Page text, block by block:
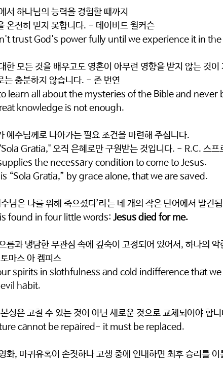
서 하나님의 능력을 경험할 때까지
온전히 믿지 못합니다. - 데이비드 윌커슨
trust God's power fully until we experience it in
한 모든 것을 배우고도 영혼이 아무런 영향을 받지 않는 것이
는 충분하지 않습니다. - 존 번연
learn all about the mysteries of the Bible and never
knowledge is not enough.
예수님께로 나아가는 필요 조건을 마련해 주십니다.
Gratia," 오직 은혜로만 구원받는 것입니다. - R.C. 스프
the necessary condition to come to Jesus.
is “Sola Gratia,” by grace alone, that we are saved.
수님은 나를 위해 죽으셨다’라는 네 개의 작은 단어에서 발견
found in four little words: Jesus died for me.
름과 냉담한 무관심 속에 깊숙이 고정되어 있어서, 하나의
마스 아 켐피스
spirits in slothfulness and cold indifference that
habit.
성은 고칠 수 있는 것이 아닌 새로운 것으로 교체되어야 합
cannot be repaired- it must be replaced.
화, 마귀유혹이 손짓하나 고생 중에 인내하면 최후 승리를